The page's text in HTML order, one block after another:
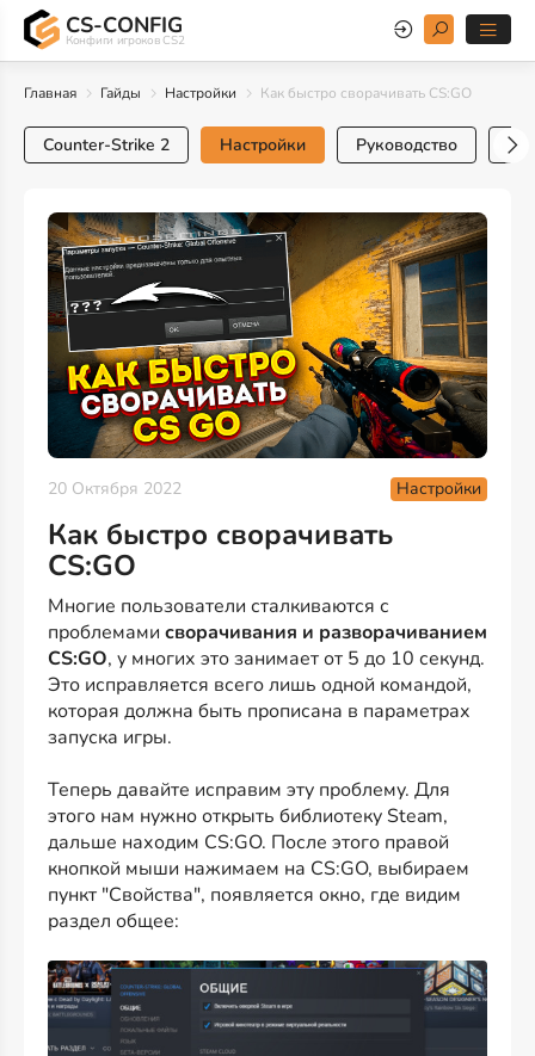
CS-CONFIG
Конфиги игроков CS2
Главная Гайды Настройки Как быстро сворачивать CS:GO
Counter-Strike 2 Настройки Руководство
20 Октября 2022 Настройки
Как быстро сворачивать
CS:GO
Многие пользователи сталкиваются с
проблемами сворачивания и разворачиванием
CS:GO, у многих это занимает от 5 до 10 секунд.
Это исправляется всего лишь одной командой,
которая должна быть прописана в параметрах
запуска игры.
Теперь давайте исправим эту проблему. Для
этого нам нужно открыть библиотеку Steam,
дальше находим CS:GO. После этого правой
кнопкой мыши нажимаем на CS:GO, выбираем
пункт "Свойства", появляется окно, где видим
раздел общее: